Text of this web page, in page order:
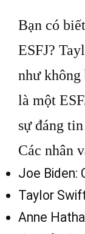
Bạn có
ESFJ?
như
là một
sự đáng
Các nhân
Joe Biden:
Taylor
Anne